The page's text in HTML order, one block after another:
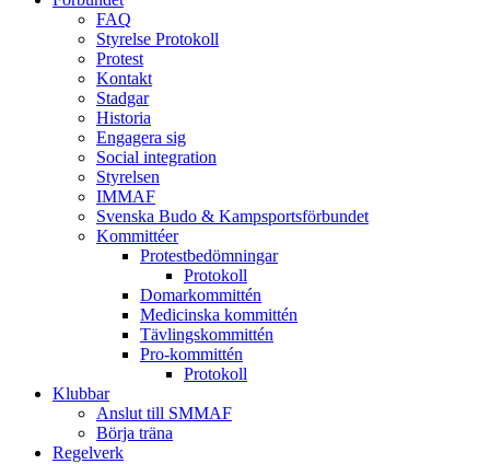
FAQ
Styrelse Protokoll
Protest
Kontakt
Stadgar
Historia
Engagera sig
Social integration
Styrelsen
IMMAF
Svenska Budo & Kampsportsförbundet
Kommittéer
Protestbedömningar
Protokoll
Domarkommittén
Medicinska kommittén
Tävlingskommittén
Pro-kommittén
Protokoll
Klubbar
Anslut till SMMAF
Börja träna
Regelverk